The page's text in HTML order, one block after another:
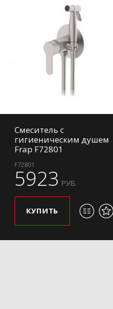
Смеситель с
гигиеническим душем
Frap F72801
F72801
5923 РУБ.
КУПИТЬ